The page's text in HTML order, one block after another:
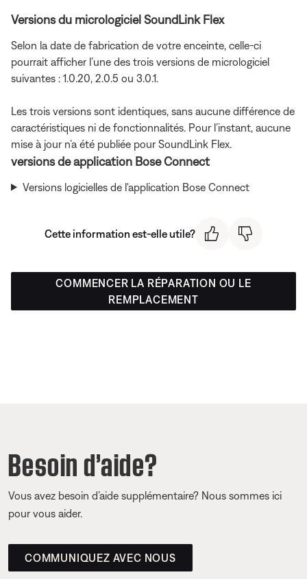
Versions du micrologiciel SoundLink Flex
Selon la date de fabrication de votre enceinte, celle-ci
pourrait afficher l’une des trois versions de micrologiciel
suivantes : 1.0.20, 2.0.5 ou 3.0.1.
Les trois versions sont identiques, sans aucune différence de
caractéristiques ni de fonctionnalités. Pour l’instant, aucune
mise à jour n’a été publiée pour SoundLink Flex.
versions de application Bose Connect
Versions logicielles de l'application Bose Connect
Cette information est-elle utile?
COMMENCER LA RÉPARATION OU LE
REMPLACEMENT
Besoin d’aide?
Vous avez besoin d’aide supplémentaire? Nous sommes ici
pour vous aider.
COMMUNIQUEZ AVEC NOUS